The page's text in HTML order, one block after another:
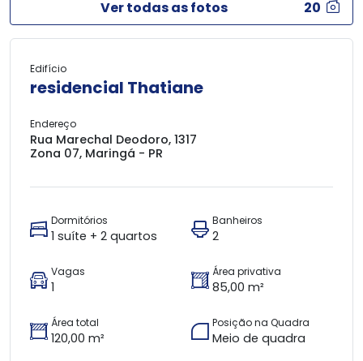
Ver todas as fotos 20
Edifício
residencial Thatiane
Endereço
Rua Marechal Deodoro, 1317
Zona 07, Maringá - PR
Dormitórios
1 suíte + 2 quartos
Banheiros
2
Vagas
1
Área privativa
85,00 m²
Área total
120,00 m²
Posição na Quadra
Meio de quadra